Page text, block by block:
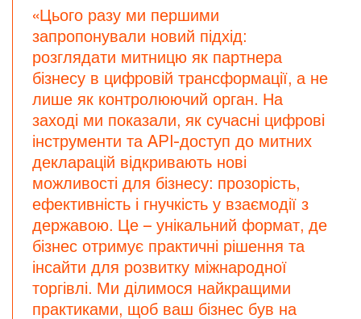
«Цього разу ми першими
запропонували новий підхід:
розглядати митницю як партнера
бізнесу в цифровій трансформації, а не
лише як контролюючий орган. На
заході ми показали, як сучасні цифрові
інструменти та API-доступ до митних
декларацій відкривають нові
можливості для бізнесу: прозорість,
ефективність і гнучкість у взаємодії з
державою. Це – унікальний формат, де
бізнес отримує практичні рішення та
інсайти для розвитку міжнародної
торгівлі. Ми ділимося найкращими
практиками, щоб ваш бізнес був на